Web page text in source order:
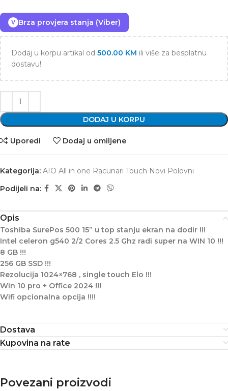
V Brza provjera stanja (Viber)
Dodaj u korpu artikal od 500.00 KM ili više za besplatnu
dostavu!
DODAJ U KORPU
Uporedi Dodaj u omiljene
Kategorija: AIO All in one Racunari Touch Novi Polovni
Podijeli na:
Opis
Toshiba SurePos 500 15” u top stanju ekran na dodir !!!
Intel celeron g540 2/2 Cores 2.5 Ghz radi super na WIN 10 !!!
8 GB !!!
256 GB SSD !!!
Rezolucija 1024×768 , single touch Elo !!!
Win 10 pro + Office 2024 !!!
Wifi opcionalna opcija !!!!
Dostava
Kupovina na rate
Povezani proizvodi